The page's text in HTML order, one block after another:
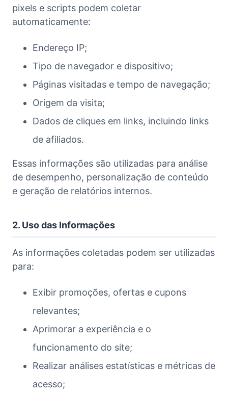
pixels e scripts podem coletar
automaticamente:
Endereço IP;
Tipo de navegador e dispositivo;
Páginas visitadas e tempo de navegação;
Origem da visita;
Dados de cliques em links, incluindo links
de afiliados.
Essas informações são utilizadas para análise
de desempenho, personalização de conteúdo
e geração de relatórios internos.
2. Uso das Informações
As informações coletadas podem ser utilizadas
para:
Exibir promoções, ofertas e cupons
relevantes;
Aprimorar a experiência e o
funcionamento do site;
Realizar análises estatísticas e métricas de
acesso;